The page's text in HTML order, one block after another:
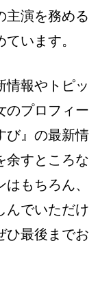
主演を務める
います。
情報やトピッ
のプロフィー
び』の最新情
余すところな
もちろん、
んでいただけ
ひ最後までお